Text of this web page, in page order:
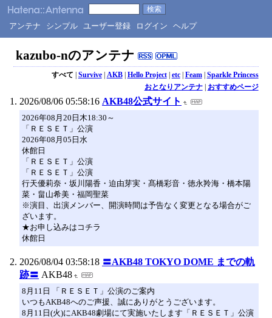
アンテナ シンプル ユーザー登録 ログイン ヘルプ
kazubo-nのアンテナ
すべて | Survive| AKB| Hello Project| etc| Feam| Sparkle Princess
おとなりアンテナ| おすすめページ
2026/08/06 05:58:16 AKB48公式サイト
2026年08月20日木18:30～
「ＲＥＳＥＴ」公演
2026年08月05日水
休館日
「ＲＥＳＥＴ」公演
「ＲＥＳＥＴ」公演
行天優莉奈・坂川陽香・迫由芽実・髙橋彩音・徳永羚海・橋本陽
菜・畠山希美・福岡聖菜
※演目、出演メンバー、開演時間は予告なく変更となる場合がご
ざいます。
★お申し込みはコチラ
休館日
2026/08/04 03:58:18 〓AKB48 TOKYO DOME までの軌
跡〓 AKB48
8月11日 「ＲＥＳＥＴ」公演のご案内
いつもAKB48へのご声援、誠にありがとうございます。
8月11日(火)にAKB48劇場にて実施いたします「ＲＥＳＥＴ」公演